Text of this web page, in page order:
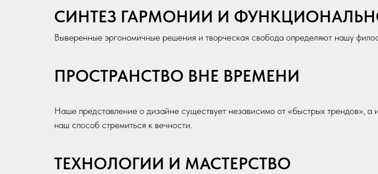
СИНТЕЗ ГАРМОНИИ И
Выверенные эргономичные решения и творческая свобода определяют нашу
ПРОСТРАНСТВО ВНЕ ВРЕМЕНИ
Наше представление о дизайне существует независимо от «быстрых трендов», а
наш способ стремиться к вечности.
ТЕХНОЛОГИИ И МАСТЕРСТВО